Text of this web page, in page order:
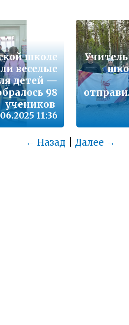
и тел 32-41-13
школе
веселые
детей —
98
учеников
11:36
← Назад| Далее →